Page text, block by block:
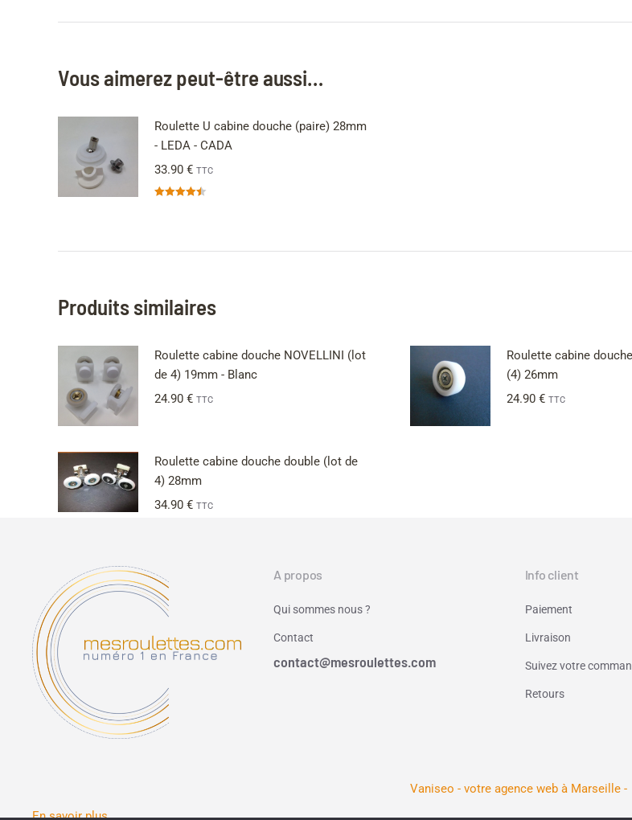
Vous aimerez peut-être aussi…
Roulette U cabine douche (paire) 28mm
- LEDA - CADA
33.90 € TTC
Produits similaires
Roulette cabine douche NOVELLINI (lot
de 4) 19mm - Blanc
24.90 € TTC
Roulette cabine
(4) 26mm
24.90 € TTC
Roulette cabine douche double (lot de
4) 28mm
34.90 € TTC
A propos
Qui sommes nous ?
Contact
contact@mesroulettes.com
Info client
Paiement
Livraison
Suivez votre
Retours
Vaniseo - votre agence web à Marseille -
En savoir plus